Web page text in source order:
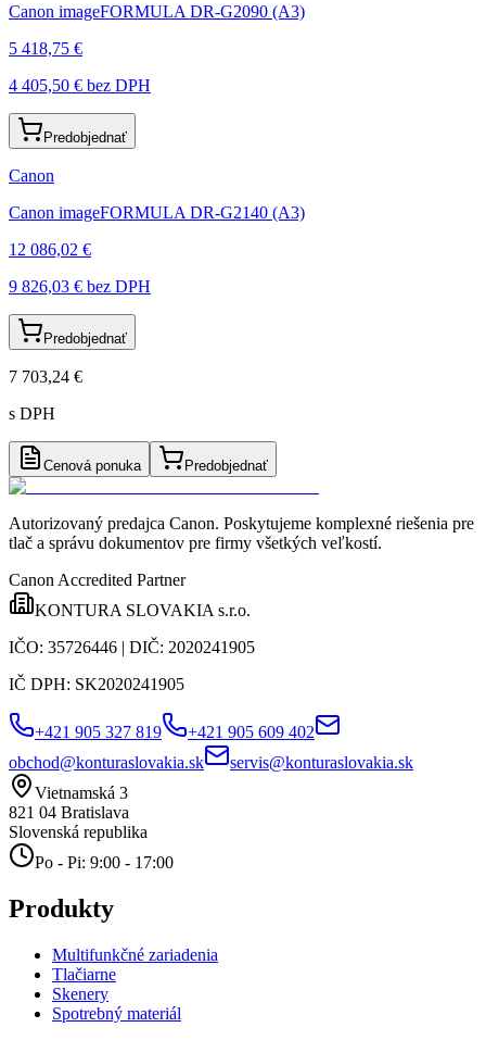
Canon imageFORMULA DR-G2090 (A3)
5 418,75 €
4 405,50 € bez DPH
Predobjednať
Canon
Canon imageFORMULA DR-G2140 (A3)
12 086,02 €
9 826,03 € bez DPH
Predobjednať
7 703,24 €
s DPH
Cenová ponuka Predobjednať
Autorizovaný predajca Canon. Poskytujeme komplexné riešenia pre
tlač a správu dokumentov pre firmy všetkých veľkostí.
Canon Accredited Partner
KONTURA SLOVAKIA s.r.o.
IČO: 35726446 | DIČ: 2020241905
IČ DPH: SK2020241905
+421 905 327 819
+421 905 609 402
obchod@konturaslovakia.sk
servis@konturaslovakia.sk
Vietnamská 3
821 04 Bratislava
Slovenská republika
Po - Pi: 9:00 - 17:00
Produkty
Multifunkčné zariadenia
Tlačiarne
Skenery
Spotrebný materiál